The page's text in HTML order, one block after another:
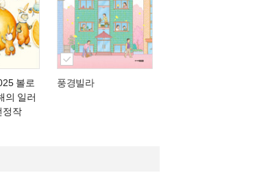
볼로
의 일러
정작
풍경빌라